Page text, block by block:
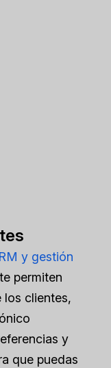
y gestión
permiten
los clientes,
y
que puedas